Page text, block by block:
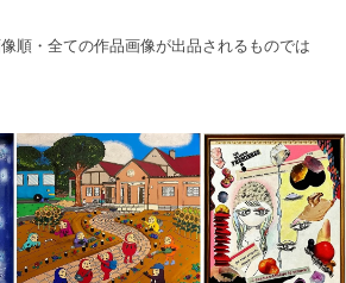
順・全ての作品画像が出品されるものでは